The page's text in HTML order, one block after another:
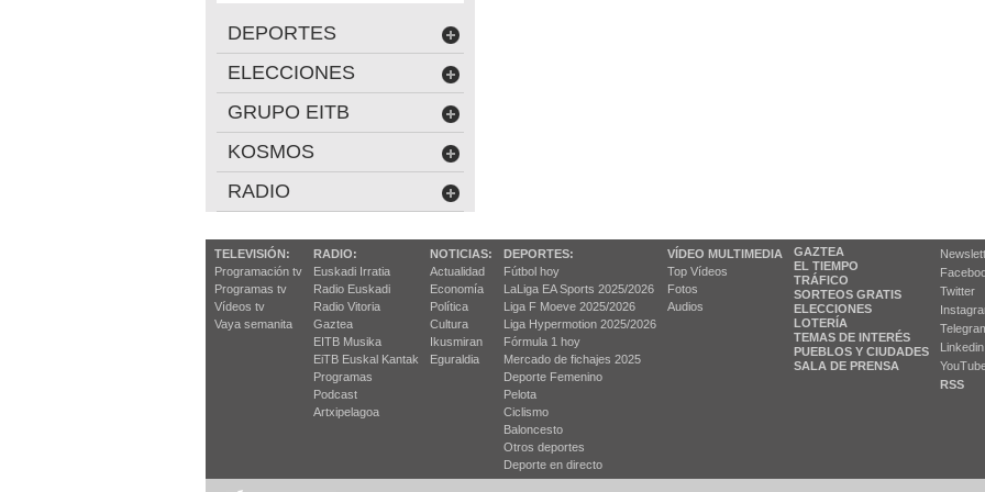
DEPORTES
ELECCIONES
GRUPO EITB
KOSMOS
RADIO
TELEVISIÓN:
Programación tv
Programas tv
Vídeos tv
Vaya semanita
RADIO:
Euskadi Irratia
Radio Euskadi
Radio Vitoria
Gaztea
EITB Musika
EiTB Euskal Kantak
Programas
Podcast
Artxipelagoa
NOTICIAS:
Actualidad
Economía
Política
Cultura
Ikusmiran
Eguraldia
DEPORTES:
Fútbol hoy
LaLiga EA Sports 2025/2026
Liga F Moeve 2025/2026
Liga Hypermotion 2025/2026
Fórmula 1 hoy
Mercado de fichajes 2025
Deporte Femenino
Pelota
Ciclismo
Baloncesto
Otros deportes
Deporte en directo
VÍDEO MULTIMEDIA
Top Vídeos
Fotos
Audios
GAZTEA
EL TIEMPO
TRÁFICO
SORTEOS GRATIS
ELECCIONES
LOTERÍA
TEMAS DE INTERÉS
PUEBLOS Y CIUDADES
SALA DE PRENSA
Twitter
Linkedin
RSS